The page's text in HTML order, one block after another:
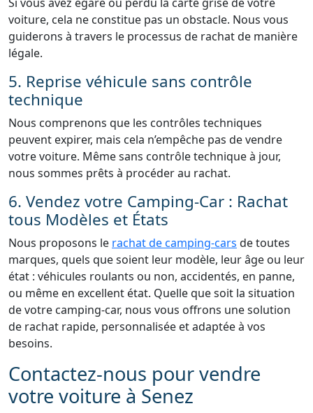
voiture, cela ne constitue pas un obstacle. Nous vous
guiderons à travers le processus de rachat de manière
légale.
5. Reprise véhicule sans contrôle
technique
Nous comprenons que les contrôles techniques
peuvent expirer, mais cela n’empêche pas de vendre
votre voiture. Même sans contrôle technique à jour,
nous sommes prêts à procéder au rachat.
6. Vendez votre Camping-Car : Rachat
tous Modèles et États
Nous proposons le rachat de camping-cars de toutes
marques, quels que soient leur modèle, leur âge ou leur
état : véhicules roulants ou non, accidentés, en panne,
ou même en excellent état. Quelle que soit la situation
de votre camping-car, nous vous offrons une solution
de rachat rapide, personnalisée et adaptée à vos
besoins.
Contactez-nous pour vendre
votre voiture à Senez